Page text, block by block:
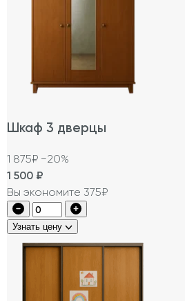
Шкаф 3 дверцы
1 875₽ −20%
1 500 ₽
Вы экономите 375₽
Узнать цену